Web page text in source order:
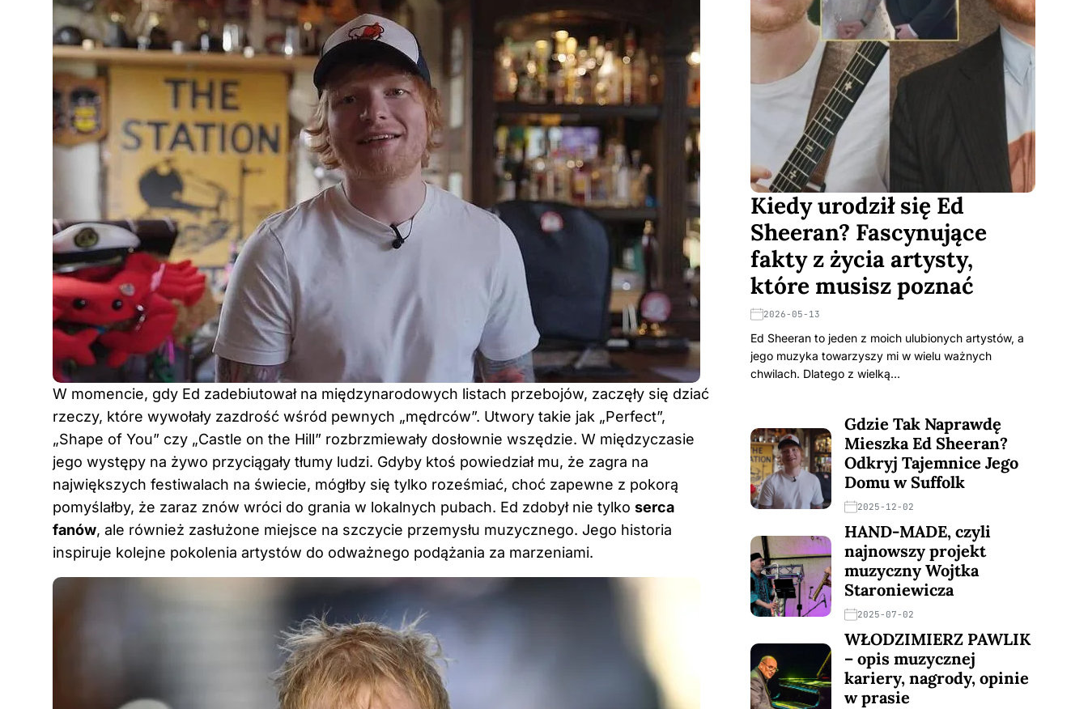
W momencie, gdy Ed zadebiutował na międzynarodowych listach przebojów, zaczęły się dziać
rzeczy, które wywołały zazdrość wśród pewnych „mędrców”. Utwory takie jak „Perfect”,
„Shape of You” czy „Castle on the Hill” rozbrzmiewały dosłownie wszędzie. W międzyczasie
jego występy na żywo przyciągały tłumy ludzi. Gdyby ktoś powiedział mu, że zagra na
największych festiwalach na świecie, mógłby się tylko roześmiać, choć zapewne z pokorą
pomyślałby, że zaraz znów wróci do grania w lokalnych pubach. Ed zdobył nie tylko serca
fanów, ale również zasłużone miejsce na szczycie przemysłu muzycznego. Jego historia
inspiruje kolejne pokolenia artystów do odważnego podążania za marzeniami.
Kiedy urodził się Ed
Sheeran? Fascynujące
fakty z życia artysty,
które musisz poznać
2026-05-13
Ed Sheeran to jeden z moich ulubionych artystów, a
jego muzyka towarzyszy mi w wielu ważnych
chwilach. Dlatego z wielką…
Gdzie Tak Naprawdę
Mieszka Ed Sheeran?
Odkryj Tajemnice Jego
Domu w Suffolk
2025-12-02
HAND-MADE, czyli
najnowszy projekt
muzyczny Wojtka
Staroniewicza
2025-07-02
WŁODZIMIERZ PAWLIK
– opis muzycznej
kariery, nagrody, opinie
w prasie